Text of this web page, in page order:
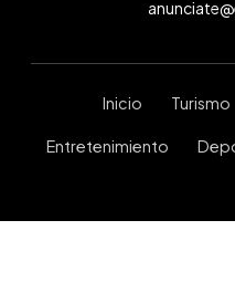
Inicio Turismo
Entretenimiento